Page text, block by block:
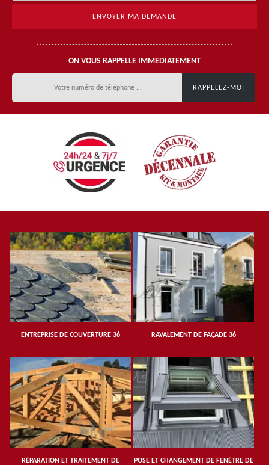
ON VOUS RAPPELLE IMMEDIATEMENT
ENTREPRISE DE COUVERTURE 36 RAVALEMENT DE FAÇADE 36
RÉPARATION ET TRAITEMENT DE
POSE ET CHANGEMENT DE FENÊTRE DE